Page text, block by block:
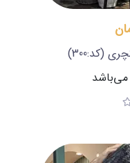
(کد:300)
می‌باشد